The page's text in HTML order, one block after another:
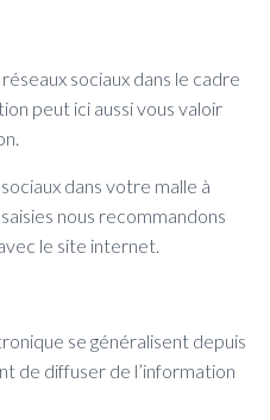
sociaux dans le cadre
peut ici aussi vous valoir
dans votre malle à
nous recommandons
le site internet.
se généralisent depuis
de diffuser de l’information